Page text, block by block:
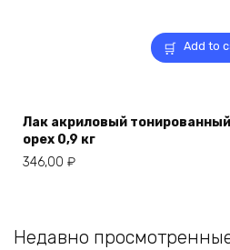
Add to
Лак акриловый
орех 0,9 кг
346,00 ₽
Недавно